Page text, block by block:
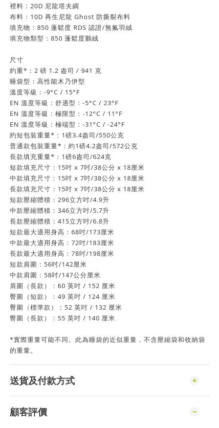
裡料：20D 尼龍塔夫綢
布料：10D 再生尼龍 Ghost 防撕裂布料
填充物：850 蓬鬆度 RDS 認證/無氟羽絨
填充物類型：850 蓬鬆度鵝絨
尺寸
約重*：2 磅 1.2 盎司 / 941 克
睡袋型：高性能木乃伊型
溫度等級：-9°C / 15°F
EN 溫度等級：舒適型：-5°C / 23°F
EN 溫度等級：極限型：-12°C / 11°F
EN 溫度等級：極端型：-31°C / -24°F
約短包裝重量*：1磅3.4盎司/550公克
普通款包裝重量*：約1磅4.2盎司/572公克
長款填充重量*：1磅6盎司/624克
短款填充尺寸：15吋 x 7吋/38公分 x 18厘米
中款填充尺寸：15吋 x 7吋/38公分 x 18厘米
長款填充尺寸：15吋 x 7吋/38公分 x 18厘米
短款壓縮體積：296立方吋/4.9升
中款壓縮體積：346立方吋/5.7升
長款壓縮體積：415立方吋/6.8升
短款最大適用身高：68吋/173厘米
中款最大適用身高：72吋/183厘米
長款最大適用身高：78吋/198厘米
短款肩圍：56吋/142厘米
中款肩圍：58吋/147公分厘米
肩圍（長款）：60 英吋 / 152 厘米
臀圍（短款）：49 英吋 / 124 厘米
臀圍（標準款）：52 英吋 / 132 厘米
臀圍（長款）：55 英吋 / 140 厘米
*實際重量可能不同。此為睡袋的近似重量，不含壓縮袋和收納袋
的重量。
送貨及付款方式
顧客評價